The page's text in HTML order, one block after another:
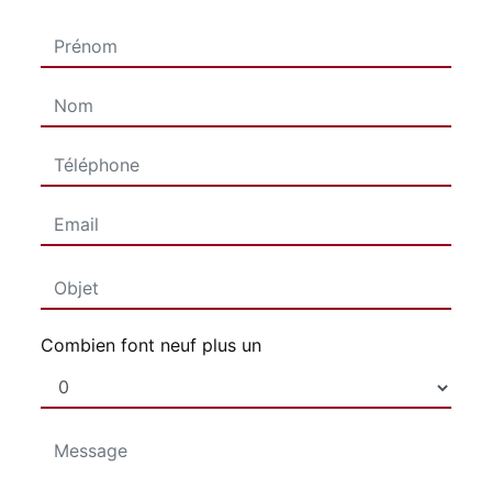
Combien font neuf plus un